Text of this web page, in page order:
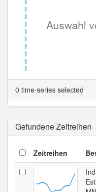
Auswahl
0 time-series selected
Gefundene Zeitreihen
Zeitreihen